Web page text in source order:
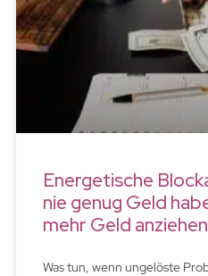
Energetische
nie genug Geld
mehr Geld
Was tun, wenn ungelöste